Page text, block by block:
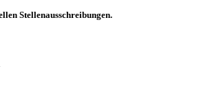
Stellenausschreibungen.